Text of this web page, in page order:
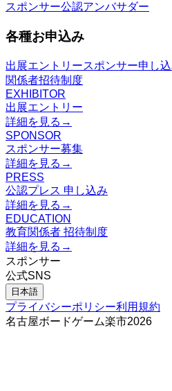
スポンサー公認アンバサダー
各種お申込み
出展エントリースポンサー申し
関係者招待制度
EXHIBITOR
出展エントリー
詳細を見る →
SPONSOR
スポンサー募集
詳細を見る →
PRESS
公認プレス 申し込み
詳細を見る →
EDUCATION
教育関係者 招待制度
詳細を見る →
スポンサー
公式SNS
日本語
プライバシーポリシー利用規約
名古屋ボードゲーム楽市2026